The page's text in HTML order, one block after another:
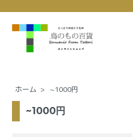
ホーム > ~1000円
~1000円